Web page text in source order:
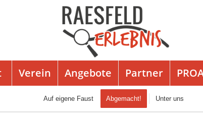
Verein Angebote Partner
Auf eigene Faust Abgemacht! Unter uns